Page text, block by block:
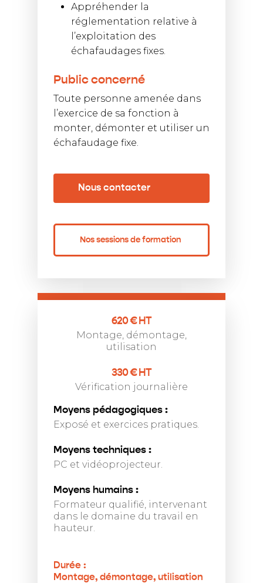
Appréhender la
réglementation relative à
l’exploitation des
échafaudages fixes.
Public concerné
Toute personne amenée dans
l’exercice de sa fonction à
monter, démonter et utiliser un
échafaudage fixe.
Nous contacter
Nos sessions de formation
620 € HT
Montage, démontage,
utilisation
330 € HT
Vérification journalière
Moyens pédagogiques :
Exposé et exercices pratiques.
Moyens techniques :
PC et vidéoprojecteur.
Moyens humains :
Formateur qualifié, intervenant
dans le domaine du travail en
hauteur.
Durée :
Montage, démontage, utilisation